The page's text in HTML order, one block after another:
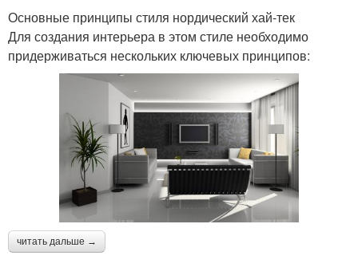
Основные принципы стиля нордический хай-тек
Для создания интерьера в этом стиле необходимо
придерживаться нескольких ключевых принципов:
читать дальше →